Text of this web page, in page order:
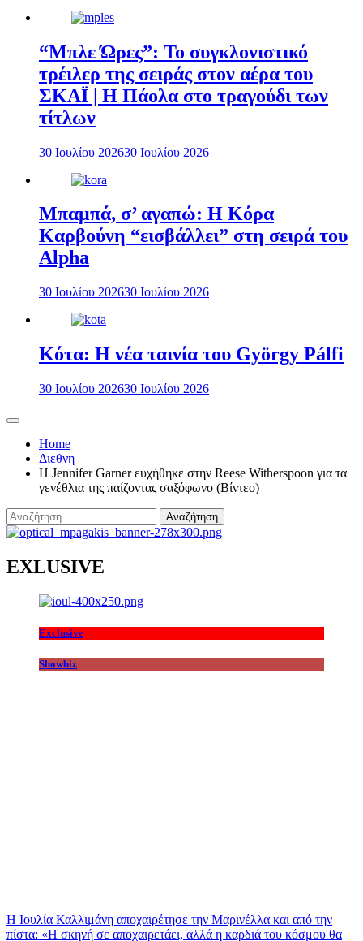
“Μπλε Ώρες”: Το συγκλονιστικό
τρέιλερ της σειράς στον αέρα του
ΣΚΑΪ | Η Πάολα στο τραγούδι των
τίτλων
30 Ιουλίου 202630 Ιουλίου 2026
Μπαμπά, σ’ αγαπώ: Η Κόρα
Καρβούνη “εισβάλλει” στη σειρά του
Alpha
30 Ιουλίου 202630 Ιουλίου 2026
Κότα: Η νέα ταινία του György Pálfi
30 Ιουλίου 202630 Ιουλίου 2026
Home
Διεθνη
Η Jennifer Garner ευχήθηκε στην Reese Witherspoon για τα
γενέθλια της παίζοντας σαξόφωνο (Βίντεο)
Αναζήτηση
για:
EXLUSIVE
Exclusive
Showbiz
Η Ιουλία Καλλιμάνη αποχαιρέτησε την Μαρινέλλα και από την
πίστα: «H σκηνή σε αποχαιρετάει, αλλά η καρδιά του κόσμου θα